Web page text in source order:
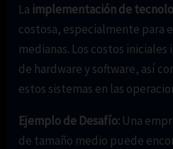
La implementación de
costosa, especialmente para
medianas. Los costos
de hardware y software, así
estos sistemas en las
Ejemplo de Desafío: Una
de tamaño medio puede